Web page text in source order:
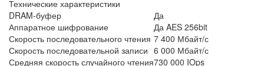
Технические характеристики
DRAM-буфер
Да
Аппаратное шифрование
Да AES 256bit
Скорость последовательного чтения 7 400 Мбайт/с
Скорость последовательной записи 6 000 Мбайт/с
Средняя скорость случайного чтения730 000 IOps